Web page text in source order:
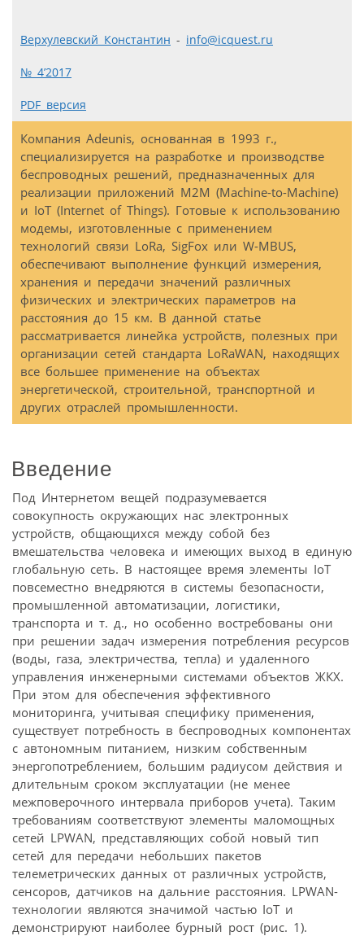
Верхулевский Константин - info@icquest.ru
№ 4’2017
PDF версия
Компания Adeunis, основанная в 1993 г.,
специализируется на разработке и производстве
беспроводных решений, предназначенных для
реализации приложений M2M (Machine-to-Machine)
и IoT (Internet of Things). Готовые к использованию
модемы, изготовленные с применением
технологий связи LoRa, SigFox или W-MBUS,
обеспечивают выполнение функций измерения,
хранения и передачи значений различных
физических и электрических параметров на
расстояния до 15 км. В данной статье
рассматривается линейка устройств, полезных при
организации сетей стандарта LoRaWAN, находящих
все большее применение на объектах
энергетической, строительной, транспортной и
других отраслей промышленности.
Введение
Под Интернетом вещей подразумевается
совокупность окружающих нас электронных
устройств, общающихся между собой без
вмешательства человека и имеющих выход в единую
глобальную сеть. В настоящее время элементы IoT
повсеместно внедряются в системы безопасности,
промышленной автоматизации, логистики,
транспорта и т. д., но особенно востребованы они
при решении задач измерения потребления ресурсов
(воды, газа, электричества, тепла) и удаленного
управления инженерными системами объектов ЖКХ.
При этом для обеспечения эффективного
мониторинга, учитывая специфику применения,
существует потребность в беспроводных компонентах
с автономным питанием, низким собственным
энергопотреблением, большим радиусом действия и
длительным сроком эксплуатации (не менее
межповерочного интервала приборов учета). Таким
требованиям соответствуют элементы маломощных
сетей LPWAN, представляющих собой новый тип
сетей для передачи небольших пакетов
телеметрических данных от различных устройств,
сенсоров, датчиков на дальние расстояния. LPWAN-
технологии являются значимой частью IoT и
демонстрируют наиболее бурный рост (рис. 1).